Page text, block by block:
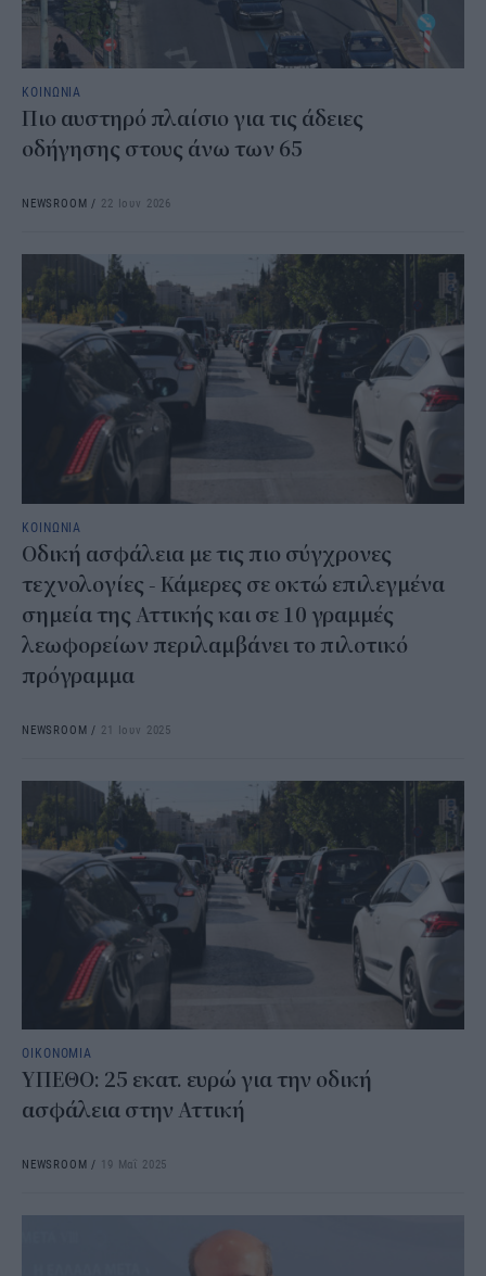
ΚΟΙΝΩΝΙΑ
Πιο αυστηρό πλαίσιο για τις άδειες
οδήγησης στους άνω των 65
NEWSROOM / 22 Ιουν 2026
ΚΟΙΝΩΝΙΑ
Οδική ασφάλεια με τις πιο σύγχρονες
τεχνολογίες - Κάμερες σε οκτώ επιλεγμένα
σημεία της Αττικής και σε 10 γραμμές
λεωφορείων περιλαμβάνει το πιλοτικό
πρόγραμμα
NEWSROOM / 21 Ιουν 2025
ΟΙΚΟΝΟΜΙΑ
ΥΠΕΘΟ: 25 εκατ. ευρώ για την οδική
ασφάλεια στην Αττική
NEWSROOM / 19 Μαΐ 2025